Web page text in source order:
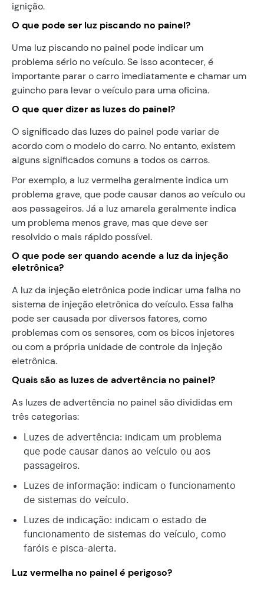
ignição.
O que pode ser luz piscando no painel?
Uma luz piscando no painel pode indicar um
problema sério no veículo. Se isso acontecer, é
importante parar o carro imediatamente e chamar um
guincho para levar o veículo para uma oficina.
O que quer dizer as luzes do painel?
O significado das luzes do painel pode variar de
acordo com o modelo do carro. No entanto, existem
alguns significados comuns a todos os carros.
Por exemplo, a luz vermelha geralmente indica um
problema grave, que pode causar danos ao veículo ou
aos passageiros. Já a luz amarela geralmente indica
um problema menos grave, mas que deve ser
resolvido o mais rápido possível.
O que pode ser quando acende a luz da injeção
eletrônica?
A luz da injeção eletrônica pode indicar uma falha no
sistema de injeção eletrônica do veículo. Essa falha
pode ser causada por diversos fatores, como
problemas com os sensores, com os bicos injetores
ou com a própria unidade de controle da injeção
eletrônica.
Quais são as luzes de advertência no painel?
As luzes de advertência no painel são divididas em
três categorias:
Luzes de advertência: indicam um problema
que pode causar danos ao veículo ou aos
passageiros.
Luzes de informação: indicam o funcionamento
de sistemas do veículo.
Luzes de indicação: indicam o estado de
funcionamento de sistemas do veículo, como
faróis e pisca-alerta.
Luz vermelha no painel é perigoso?